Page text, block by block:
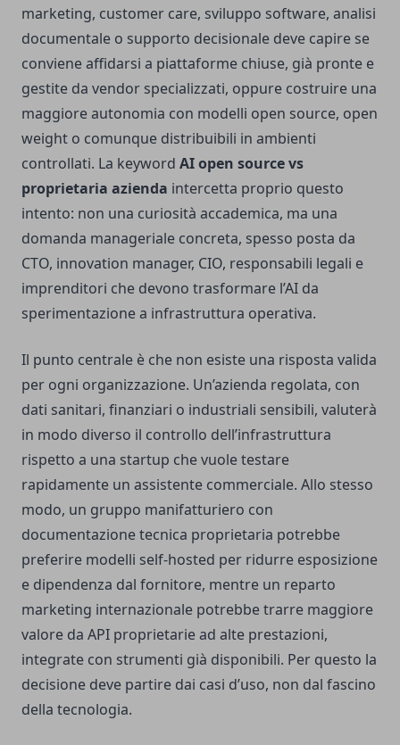
marketing, customer care, sviluppo software, analisi
documentale o supporto decisionale deve capire se
conviene affidarsi a piattaforme chiuse, già pronte e
gestite da vendor specializzati, oppure costruire una
maggiore autonomia con modelli open source, open
weight o comunque distribuibili in ambienti
controllati. La keyword AI open source vs
proprietaria azienda intercetta proprio questo
intento: non una curiosità accademica, ma una
domanda manageriale concreta, spesso posta da
CTO, innovation manager, CIO, responsabili legali e
imprenditori che devono trasformare l’AI da
sperimentazione a infrastruttura operativa.
Il punto centrale è che non esiste una risposta valida
per ogni organizzazione. Un’azienda regolata, con
dati sanitari, finanziari o industriali sensibili, valuterà
in modo diverso il controllo dell’infrastruttura
rispetto a una startup che vuole testare
rapidamente un assistente commerciale. Allo stesso
modo, un gruppo manifatturiero con
documentazione tecnica proprietaria potrebbe
preferire modelli self-hosted per ridurre esposizione
e dipendenza dal fornitore, mentre un reparto
marketing internazionale potrebbe trarre maggiore
valore da API proprietarie ad alte prestazioni,
integrate con strumenti già disponibili. Per questo la
decisione deve partire dai casi d’uso, non dal fascino
della tecnologia.